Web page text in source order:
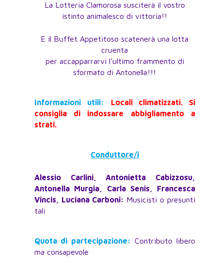
La Lotteria Clamorosa susciterà il vostro
istinto animalesco di vittoria!!
E il Buffet Appetitoso scatenerà una lotta
cruenta
per accapparrarvi l’ultimo frammento di
sformato di Antonella!!!
Informazioni utili:
Locali climatizzati. Si
consiglia di indossare abbigliamento a
strati.
Conduttore/i
Alessio Carlini,Antonietta Cabizzosu,
Antonella Murgia, Carla Senis, Francesca
Vincis, Luciana Carboni: Musicisti o presunti
tali
Quota di partecipazione: Contributo libero
ma consapevole